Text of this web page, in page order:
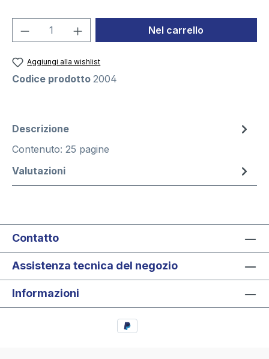
Quantità del prodotto: inserisci la
Nel carrello
Aggiungi alla wishlist
Codice prodotto 2004
Descrizione
Contenuto: 25 pagine
Valutazioni
Contatto
Assistenza tecnica del negozio
Informazioni